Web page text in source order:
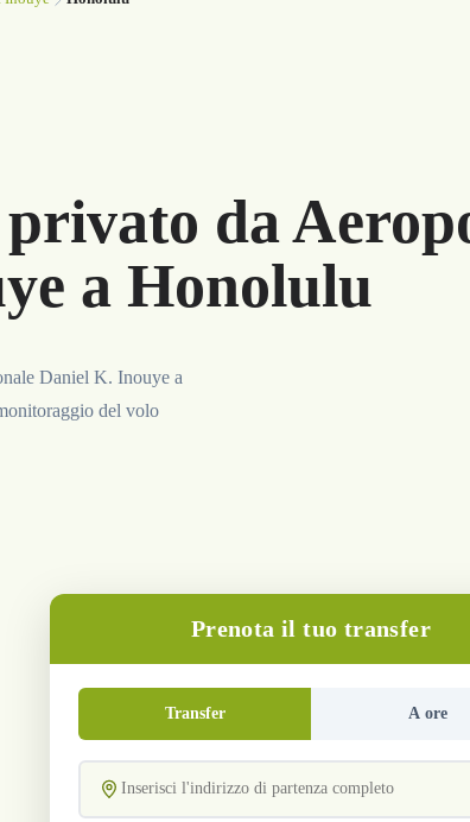
da
a Honolulu
Daniel K. Inouye a
del volo
Prenota il tuo transfer
Transfer A ore